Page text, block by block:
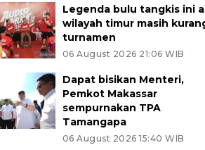
Legenda bulu tangkis ini
wilayah timur masih
turnamen
06 August 2026 21:06 WIB
Dapat bisikan Menteri,
Pemkot Makassar
sempurnakan TPA
Tamangapa
06 August 2026 15:40 WIB